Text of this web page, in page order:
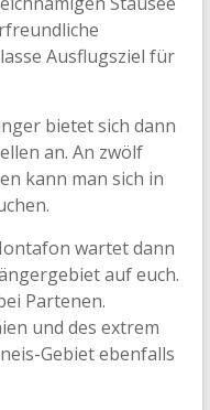
Ausflugsziel für
bietet sich dann
an. An zwölf
kann man sich in
wartet dann
auf euch.
Partenen.
und des extrem
Gebiet ebenfalls